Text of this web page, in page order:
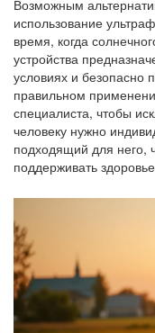
Возможным
использование
время, когда
устройства
условиях и безопасно
правильном
специалиста, чтобы
человеку нужно
подходящий для него,
поддерживать